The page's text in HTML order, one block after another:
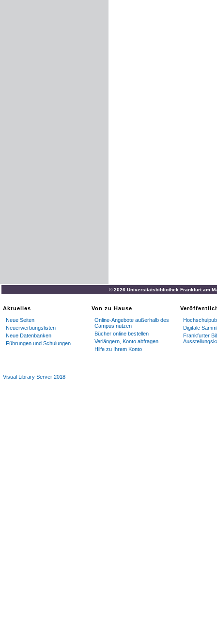
© 2026 Universitätsbibliothek Frankfurt am
Aktuelles
Neue Seiten
Neuerwerbungslisten
Neue Datenbanken
Führungen und Schulungen
Von zu Hause
Online-Angebote außerhalb des
Campus nutzen
Bücher online bestellen
Verlängern, Konto abfragen
Hilfe zu Ihrem Konto
Digitale
Frankfurter
Visual Library Server 2018